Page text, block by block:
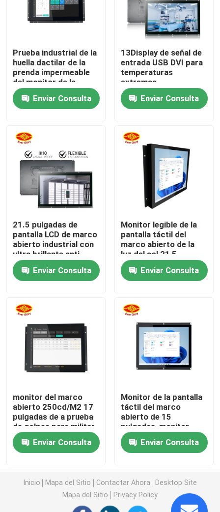
Inicio
Videos
Sobre nosotros
Visita a la fábrica
Control de Calidad
Contacto
noticias
Solicitar una cotización
Panel LCD de la pantalla táctil
Panel táctil industrial
Panel táctil impermeable
exhibición de enlace óptica
Módulo de la pantalla táctil
Prueba industrial de la
huella dactilar de la
prenda impermeable
del monitor de la
pantalla táctil del
marco abierto del LCD
de 10,1 pulgadas
Enviar Consulta
13Display de señal de
entrada USB DVI para
temperaturas
extremas
Enviar Consulta
21.5 pulgadas de
pantalla LCD de marco
abierto industrial con
ultra brillante anti-
brillo-resistente a los
golpesEnviar Consulta
Monitor legible de la
pantalla táctil del
marco abierto de la
luz del sol 21,5
pulgadas para al aire
libre Enviar Consulta
monitor del marco
abierto 250cd/M2 17
pulgadas de a prueba
de golpes para militar
Enviar Consulta
Monitor de la pantalla
táctil del marco
abierto de 15
pulgadas, monitor
multi del tacto del LCD
del tactoEnviar Consulta
Inicio Mapa del Sitio Contactar Ahora
Desktop Site
Mapa del Sitio
Privacy Policy